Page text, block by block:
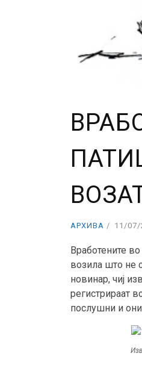
АРХИВА 11/07/
Вработените
возила што не
новинар, чиј
регистрираат
послушни и